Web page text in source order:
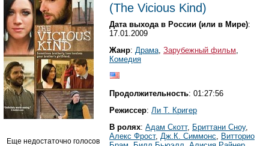
Еще недостаточно голосов
(The Vicious Kind)
Дата выхода в России (или в Мире):
17.01.2009
Жанр: Драма Зарубежный фильм
Комедия
Продолжительность: 01:27:56
Режиссер: Ли Т. Кригер
В ролях: Адам Скотт, Бриттани Сноу,
Алекс Фрост, Дж.К. Симмонс
Витторио